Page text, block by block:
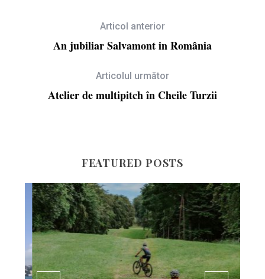
Articol anterior
An jubiliar Salvamont in România
Articolul următor
Atelier de multipitch în Cheile Turzii
FEATURED POSTS